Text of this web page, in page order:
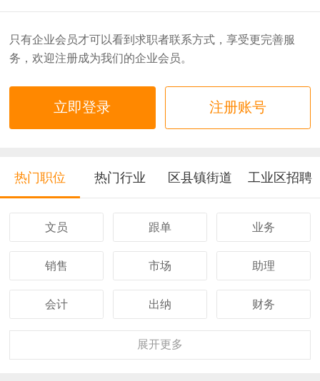
只有企业会员才可以看到求职者联系方式，享受更完善服
务，欢迎注册成为我们的企业会员。
立即登录 注册账号
热门职位 热门行业 区县镇街道 工业区招聘
文员 跟单 业务
销售 市场 助理
会计 出纳 财务
行政
展开更多